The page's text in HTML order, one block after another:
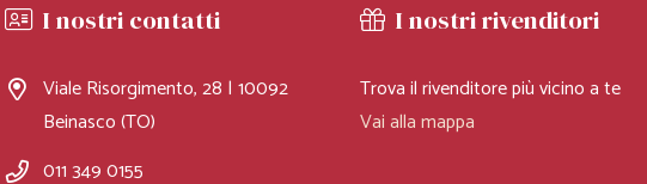
SERIE
LINEA
I nostri contatti
Viale Risorgimento, 28 | 10092
Beinasco (TO)
011 349 0155
I nostri rivenditori
Trova il rivenditore più vicino a te
Vai alla mappa